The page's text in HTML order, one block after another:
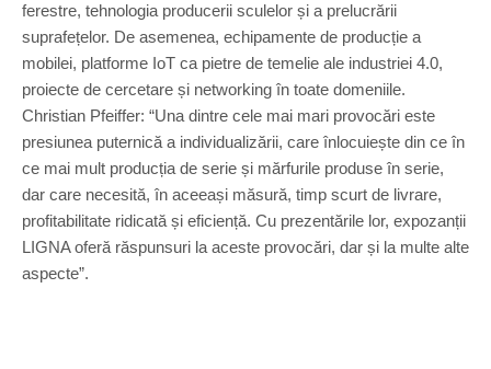
ferestre, tehnologia producerii sculelor și a prelucrării
suprafețelor. De asemenea, echipamente de producție a
mobilei, platforme IoT ca pietre de temelie ale industriei 4.0,
proiecte de cercetare și networking în toate domeniile.
Christian Pfeiffer: “Una dintre cele mai mari provocări este
presiunea puternică a individualizării, care înlocuiește din ce în
ce mai mult producția de serie și mărfurile produse în serie,
dar care necesită, în aceeași măsură, timp scurt de livrare,
profitabilitate ridicată și eficiență. Cu prezentările lor, expozanții
LIGNA oferă răspunsuri la aceste provocări, dar și la multe alte
aspecte”.